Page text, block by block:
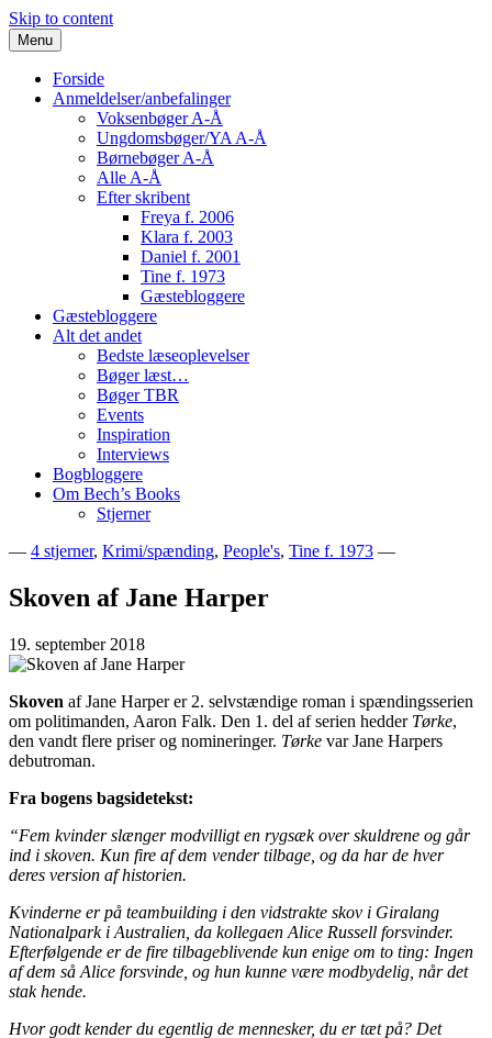
Skip to content
Menu
Forside
Anmeldelser/anbefalinger
Voksenbøger A-Å
Ungdomsbøger/YA A-Å
Børnebøger A-Å
Alle A-Å
Efter skribent
Freya f. 2006
Klara f. 2003
Daniel f. 2001
Tine f. 1973
Gæstebloggere
Gæstebloggere
Alt det andet
Bedste læseoplevelser
Bøger læst…
Bøger TBR
Events
Inspiration
Interviews
Bogbloggere
Om Bech’s Books
Stjerner
Bech's Books
— 4 stjerner, Krimi/spænding, People's, Tine f. 1973 —
Skoven af Jane Harper
19. september 2018
Skoven af Jane Harper er 2. selvstændige roman i spændingsserien
om politimanden, Aaron Falk. Den 1. del af serien hedder Tørke,
den vandt flere priser og nomineringer. Tørke var Jane Harpers
debutroman.
Fra bogens bagsidetekst:
“Fem kvinder slænger modvilligt en rygsæk over skuldrene og går
ind i skoven. Kun fire af dem vender tilbage, og da har de hver
deres version af historien.
Kvinderne er på teambuilding i den vidstrakte skov i Giralang
Nationalpark i Australien, da kollegaen Alice Russell forsvinder.
Efterfølgende er de fire tilbageblivende kun enige om to ting: Ingen
af dem så Alice forsvinde, og hun kunne være modbydelig, når det
stak hende.
Hvor godt kender du egentlig de mennesker, du er tæt på? Det